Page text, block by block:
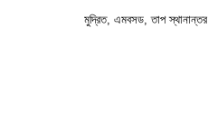
মুদ্রিত, এমবসড, তাপ স্থানান্তর